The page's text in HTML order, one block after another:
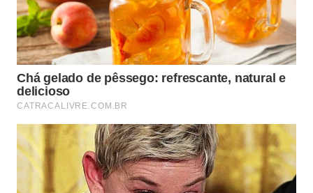
Administração (noturno): 40 vagas. Formação em
gestão financeira, de pessoas e de mercado, com
foco em inovação, estratégia e
empreendedorismo.
Engenharia de Computação (noturno): 40
vagas. Ênfase em automação, desenvolvimento
de sistemas, IA, IOT, Indústria 4.0, segurança da
informação e outros
Engenharia de Alimentos (matutino): 40
vagas. Atuação em todas as etapas da cadeia